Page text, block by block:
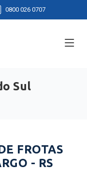
0800 026 0707
Sul
FROTAS
- RS